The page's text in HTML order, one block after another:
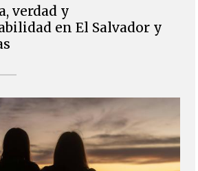
verdad y
en El Salvador y